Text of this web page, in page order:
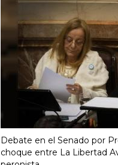
Debate en el Senado por
choque entre La Libertad